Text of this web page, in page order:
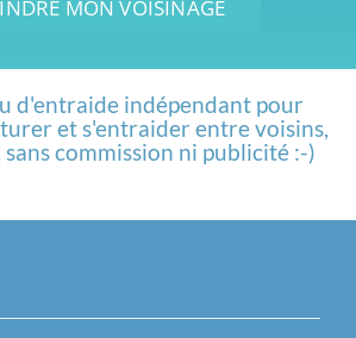
MON VOISINAGE
d'entraide indépendant pour
et s'entraider entre voisins,
commission ni publicité :-)